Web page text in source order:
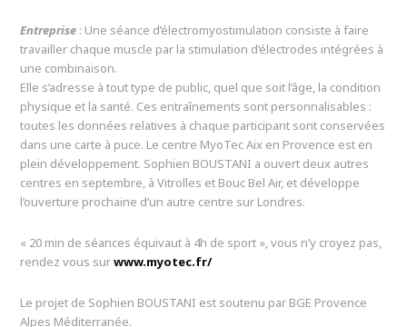
Entreprise : Une séance d’électromyostimulation consiste à faire
travailler chaque muscle par la stimulation d’électrodes intégrées à
une combinaison.
Elle s’adresse à tout type de public, quel que soit l’âge, la condition
physique et la santé. Ces entraînements sont personnalisables :
toutes les données relatives à chaque participant sont conservées
dans une carte à puce. Le centre MyoTec Aix en Provence est en
plein développement. Sophien BOUSTANI a ouvert deux autres
centres en septembre, à Vitrolles et Bouc Bel Air, et développe
l’ouverture prochaine d’un autre centre sur Londres.
« 20 min de séances équivaut à 4h de sport », vous n’y croyez pas,
rendez vous surwww.myotec.fr/
Le projet de Sophien BOUSTANI est soutenu par BGE Provence
Alpes Méditerranée.